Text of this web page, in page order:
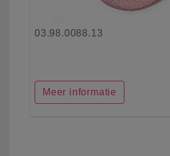
03.98.0088.13
Meer informatie